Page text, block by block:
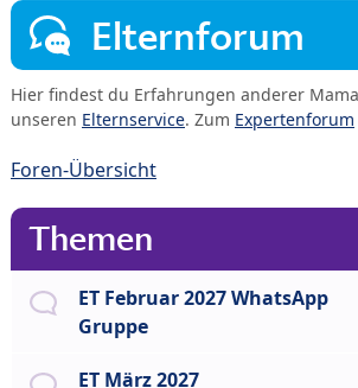
Elternforum
Hier findest du Erfahrungen anderer
unseren Elternservice. Zum Expertenforum
Foren-Übersicht
Themen
ET Februar 2027 WhatsApp
Gruppe
ET März 2027